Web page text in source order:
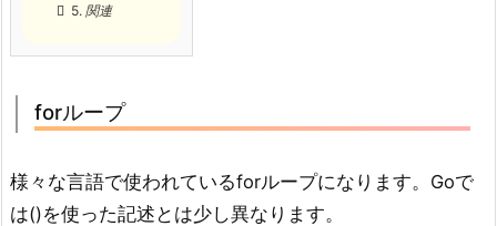
5. 関連
forループ
様々な言語で使われているforループになります。Goで
は()を使った記述とは少し異なります。